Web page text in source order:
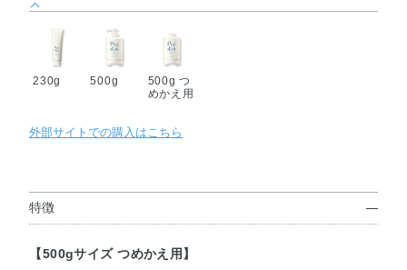
230g 500g
500g つ
めかえ用
外部サイトでの購入はこちら
特徴
【500gサイズ つめかえ用】